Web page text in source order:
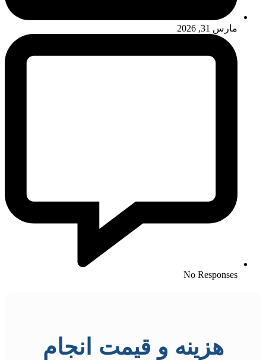
مارس 31, 2026
No Responses
هزینه و قیمت انجام